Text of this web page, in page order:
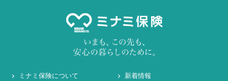
ミナミ保険について 新着情報